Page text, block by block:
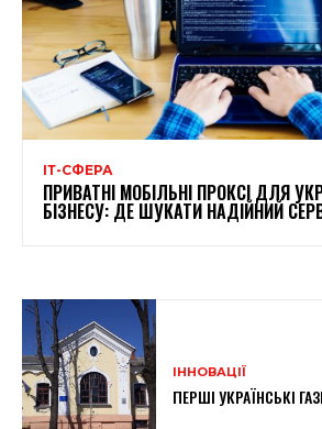
ІТ-СФЕРА
ПРИВАТНІ МОБІЛЬНІ ПРОКСІ ДЛЯ
БІЗНЕСУ: ДЕ ШУКАТИ НАДІЙНИЙ
ІННОВАЦІЇ
ПЕРШІ УКРАЇНСЬКІ